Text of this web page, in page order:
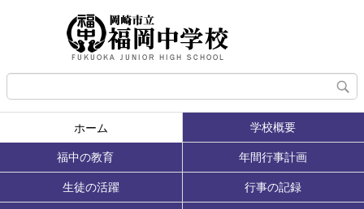
ホーム 学校概要
福中の教育 年間行事計画
生徒の活躍 行事の記録